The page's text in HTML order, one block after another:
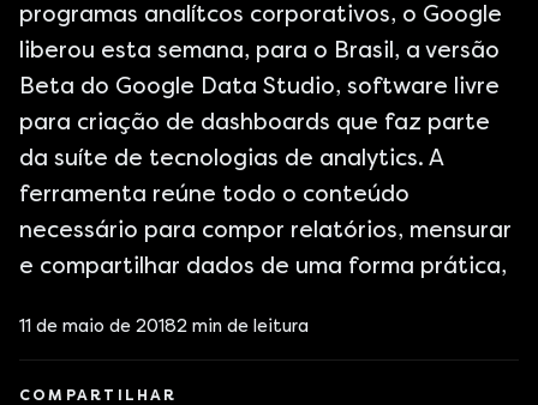
programas analítcos corporativos, o Google
liberou esta semana, para o Brasil, a versão
Beta do Google Data Studio, software livre
para criação de dashboards que faz parte
da suíte de tecnologias de analytics. A
ferramenta reúne todo o conteúdo
necessário para compor relatórios, mensurar
e compartilhar dados de uma forma prática,
11 de maio de 20182 min de leitura
COMPARTILHAR